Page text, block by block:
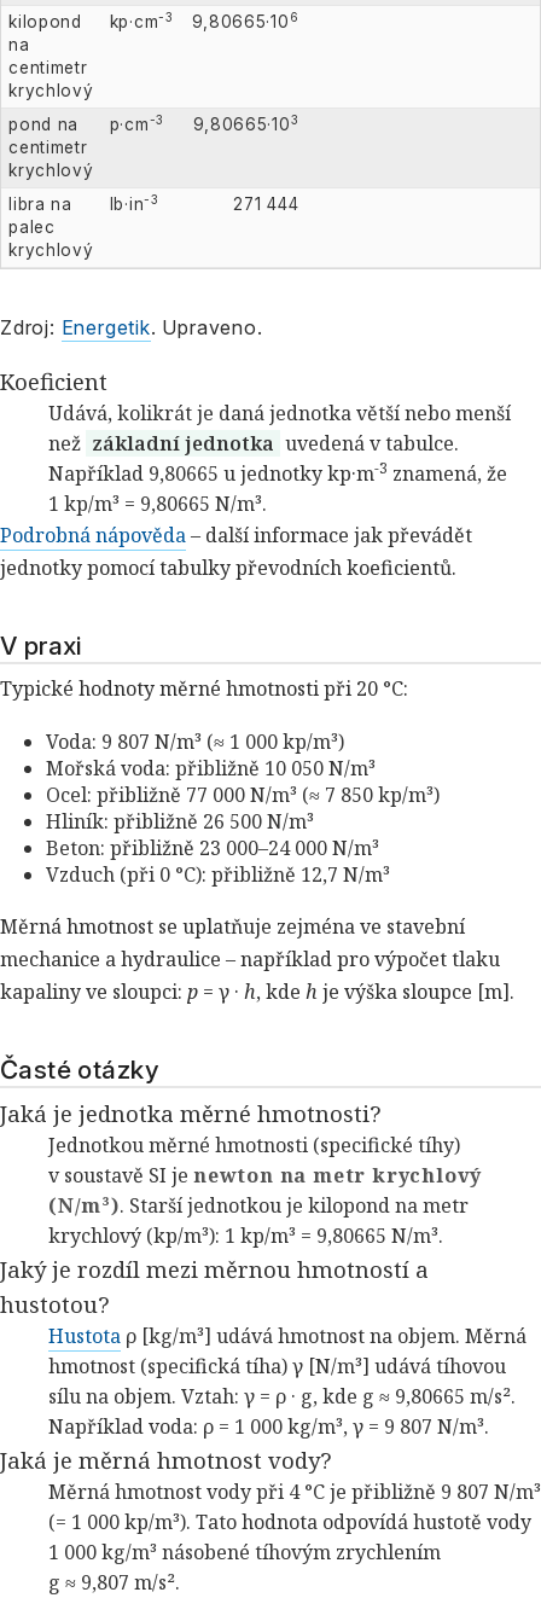
kilopond
na
centimetr
krychlový
kp·cm-3 9,80665·10 6
pond na
centimetr
krychlový
p·cm-3 9,80665·103
libra na
palec
krychlový
lb·in-3 271 444
Zdroj: Energetik. Upraveno.
Koeficient
Udává, kolikrát je daná jednotka větší nebo menší
než základní jednotka uvedená v tabulce.
Například 9,80665 u jednotky kp·m-3 znamená, že
1 kp/m³ = 9,80665 N/m³.
Podrobná nápověda– další informace jak převádět
jednotky pomocí tabulky převodních koeficientů.
V praxi
Typické hodnoty měrné hmotnosti při 20 °C:
Voda: 9 807 N/m³ (≈ 1 000 kp/m³)
Mořská voda: přibližně 10 050 N/m³
Ocel: přibližně 77 000 N/m³ (≈ 7 850 kp/m³)
Hliník: přibližně 26 500 N/m³
Beton: přibližně 23 000–24 000 N/m³
Vzduch (při 0 °C): přibližně 12,7 N/m³
Měrná hmotnost se uplatňuje zejména ve stavební
mechanice a hydraulice – například pro výpočet tlaku
kapaliny ve sloupci: p = γ · h, kde h je výška sloupce [m].
Časté otázky
Jaká je jednotka měrné hmotnosti?
Jednotkou měrné hmotnosti (specifické tíhy)
v soustavě SI je newton na metr krychlový
(N/m³). Starší jednotkou je kilopond na metr
krychlový (kp/m³): 1 kp/m³ = 9,80665 N/m³.
Jaký je rozdíl mezi měrnou hmotností a
hustotou?
Hustota ρ [kg/m³] udává hmotnost na objem. Měrná
hmotnost (specifická tíha) γ [N/m³] udává tíhovou
sílu na objem. Vztah: γ = ρ · g, kde g ≈ 9,80665 m/s².
Například voda: ρ = 1 000 kg/m³, γ = 9 807 N/m³.
Jaká je měrná hmotnost vody?
Měrná hmotnost vody při 4 °C je přibližně 9 807 N/m³
(= 1 000 kp/m³). Tato hodnota odpovídá hustotě vody
1 000 kg/m³ násobené tíhovým zrychlením
g ≈ 9,807 m/s².